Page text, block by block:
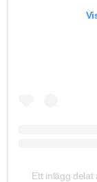
Ett inlägg delat